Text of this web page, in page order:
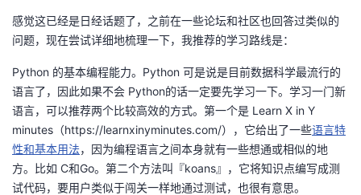
感觉这已经是日经话题了，之前在一些论坛和社区也回答过类似的
问题，现在尝试详细地梳理一下，我推荐的学习路线是：
Python 的基本编程能力。Python 可是说是目前数据科学最流行的
语言了，因此如果不会 Python的话一定要先学习一下。学习一门新
语言，可以推荐两个比较高效的方式。第一个是 Learn X in Y
minutes（https://learnxinyminutes.com/），它给出了一些语言特
性和基本用法，因为编程语言之间本身就有一些想通或相似的地
方。比如 C和Go。第二个方法叫『koans』，它将知识点编写成测
试代码，要用户类似于闯关一样地通过测试，也很有意思。